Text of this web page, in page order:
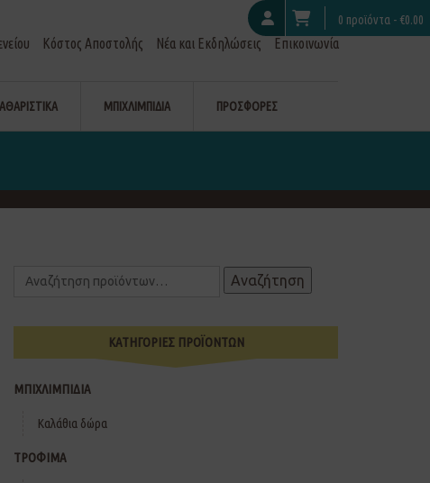
0 προϊόντα - €0.00
Κόστος Αποστολής Νέα και Εκδηλώσεις Επικοινωνία
ΜΠΙΧΛΙΜΠΙΔΙΑ ΠΡΟΣΦΟΡΕΣ
Αναζήτηση
ΚΑΤΗΓΟΡΙΕΣ ΠΡΟΪΟΝΤΩΝ
ΜΠΙΧΛΙΜΠΙΔΙΑ
Καλάθια δώρα
ΤΡΟΦΙΜΑ